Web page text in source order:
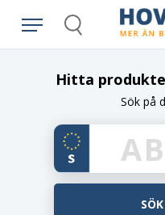
Search
Hitta
Sök på